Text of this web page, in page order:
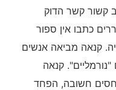
קשור קשר הדוק
כתבו אין ספור
קנאה מביאה אנשים
קנאה
חשובה, הפחד